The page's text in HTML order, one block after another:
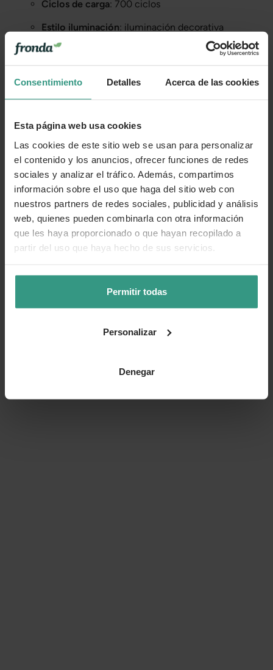
Consentimiento Detalles Acerca de las cookies
Esta página web usa cookies
Las cookies de este sitio web se usan para personalizar
el contenido y los anuncios, ofrecer funciones de redes
sociales y analizar el tráfico. Además, compartimos
información sobre el uso que haga del sitio web con
nuestros partners de redes sociales, publicidad y análisis
web, quienes pueden combinarla con otra información
que les haya proporcionado o que hayan recopilado a
partir del uso que haya hecho de sus servicios.
Permitir todas
Personalizar
Denegar
Ciclos de carga: 700 ciclos
Estilo iluminación: iluminación decorativa
Detector crepuscular
Más información
Cuidados
Categorías
Número de artículo: 11249311
👍 Sí 😐 Más o menos 👎 No